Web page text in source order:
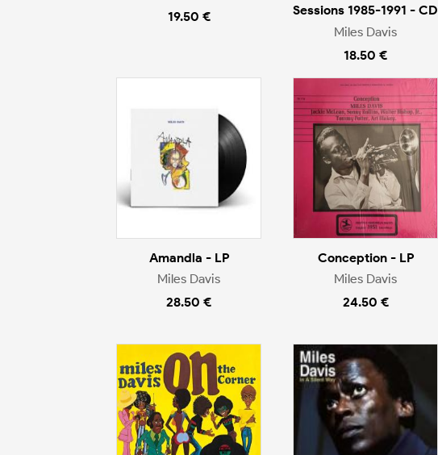
19.50 €
Sessions 1985-1991 - CD
Miles Davis
18.50 €
Amandla - LP
Miles Davis
28.50 €
Conception - LP
Miles Davis
24.50 €